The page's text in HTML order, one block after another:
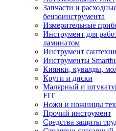
Запчасти и
бензоинструмента
Измерительные
Инструмент для
ламинатом
Инструмент
Инструменты
Киянки, кувалды,
Круги и диски
Малярный и
FIT
Ножи и ножницы
Прочий инструмент
Средства защиты